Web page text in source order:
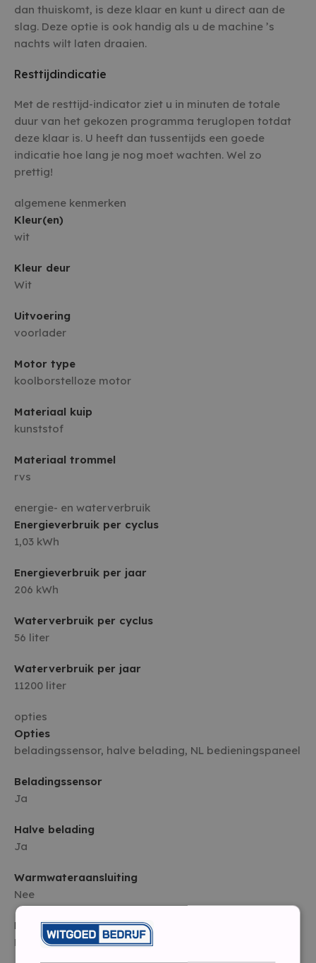
dan thuiskomt, is deze klaar en kunt u direct aan de
slag. Deze optie is ook handig als u de machine ’s
nachts wilt laten draaien.
Resttijdindicatie
Met de resttijd-indicator ziet u in minuten de totale
duur van het gekozen programma teruglopen totdat
deze klaar is. U heeft dan tussentijds een goede
indicatie hoe lang je nog moet wachten. Wel zo
prettig!
algemene kenmerken
Kleur(en)
wit
Kleur deur
Wit
Uitvoering
voorlader
Motor type
koolborstelloze motor
Materiaal kuip
kunststof
Materiaal trommel
rvs
energie- en waterverbruik
Energieverbruik per cyclus
1,03 kWh
Energieverbruik per jaar
206 kWh
Waterverbruik per cyclus
56 liter
Waterverbruik per jaar
11200 liter
opties
Opties
beladingssensor, halve belading, NL bedieningspaneel
Beladingssensor
Ja
Halve belading
Ja
Warmwateraansluiting
Nee
Non-stop was-droog programma
Nee